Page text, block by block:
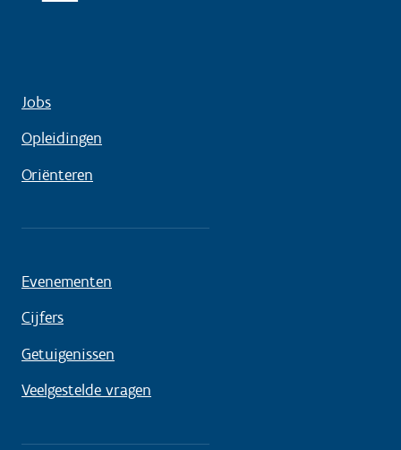
Jobs
Opleidingen
Oriënteren
Evenementen
Cijfers
Getuigenissen
Veelgestelde vragen